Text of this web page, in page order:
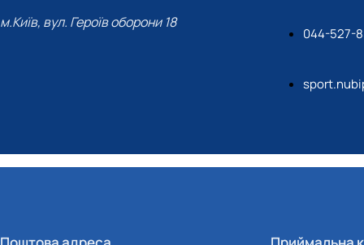
м.Київ, вул. Героїв оборони 18
044-527-